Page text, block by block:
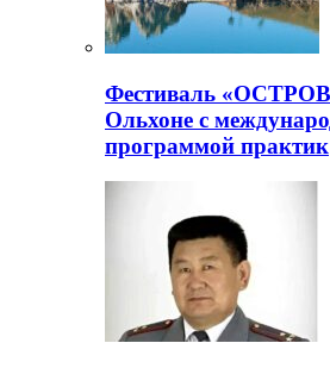
Фестиваль
Ольхоне с
программой практик